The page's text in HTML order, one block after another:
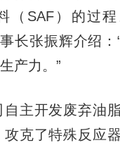
（SAF）的过
长张振辉介绍
产力。”
开发废弃油
克了特殊反应